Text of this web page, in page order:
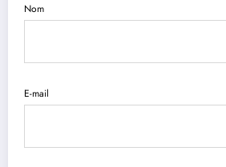
Nom
E-mail